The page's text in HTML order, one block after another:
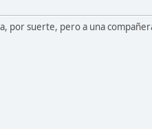
por suerte, pero a una